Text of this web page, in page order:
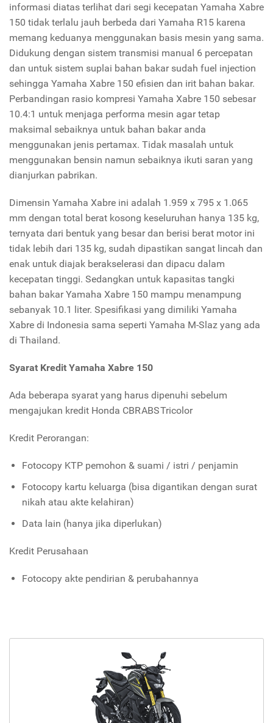
informasi diatas terlihat dari segi kecepatan Yamaha Xabre
150 tidak terlalu jauh berbeda dari Yamaha R15 karena
memang keduanya menggunakan basis mesin yang sama.
Didukung dengan sistem transmisi manual 6 percepatan
dan untuk sistem suplai bahan bakar sudah fuel injection
sehingga Yamaha Xabre 150 efisien dan irit bahan bakar.
Perbandingan rasio kompresi Yamaha Xabre 150 sebesar
10.4:1 untuk menjaga performa mesin agar tetap
maksimal sebaiknya untuk bahan bakar anda
menggunakan jenis pertamax. Tidak masalah untuk
menggunakan bensin namun sebaiknya ikuti saran yang
dianjurkan pabrikan.
Dimensin Yamaha Xabre ini adalah 1.959 x 795 x 1.065
mm dengan total berat kosong keseluruhan hanya 135 kg,
ternyata dari bentuk yang besar dan berisi berat motor ini
tidak lebih dari 135 kg, sudah dipastikan sangat lincah dan
enak untuk diajak berakselerasi dan dipacu dalam
kecepatan tinggi. Sedangkan untuk kapasitas tangki
bahan bakar Yamaha Xabre 150 mampu menampung
sebanyak 10.1 liter. Spesifikasi yang dimiliki Yamaha
Xabre di Indonesia sama seperti Yamaha M-Slaz yang ada
di Thailand.
Syarat Kredit Yamaha Xabre 150
Ada beberapa syarat yang harus dipenuhi sebelum
mengajukan kredit Honda CBR ABS Tricolor
Kredit Perorangan:
Fotocopy KTP pemohon & suami / istri / penjamin
Fotocopy kartu keluarga (bisa digantikan dengan surat
nikah atau akte kelahiran)
Data lain (hanya jika diperlukan)
Kredit Perusahaan
Fotocopy akte pendirian & perubahannya